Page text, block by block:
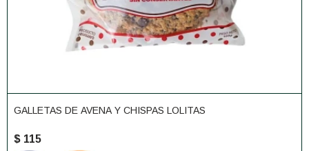
GALLETAS DE AVENA Y CHISPAS LOLITAS
$ 115